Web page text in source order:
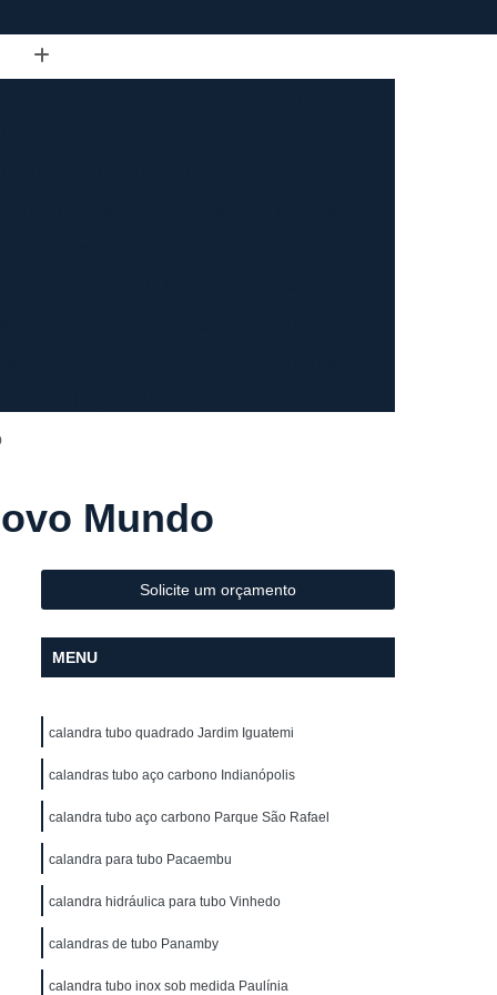
Inox
Conformação de Tubo de Metal
Conformação para Tubo
de Metal
Conformação
Galvanizado de Escada
Escada
Corrimão em Aço Galvanizado
Galvanizado para Escada
Corrimão Galvanizado Aço
em Aço
Escada
Mundo
Solicite um orçamento
MENU
calandra tubo quadrado Jardim Iguatemi
calandras tubo aço carbono Indianópolis
calandra tubo aço carbono Parque São Rafael
calandra para tubo Pacaembu
calandra hidráulica para tubo Vinhedo
calandras de tubo Panamby
calandra tubo inox sob medida Paulínia